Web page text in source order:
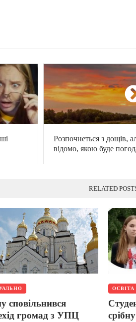
Розпочнеться з дощів,
відомо, якою буде
RELATED
сповільнився
громад з УПЦ
ОСВІТА